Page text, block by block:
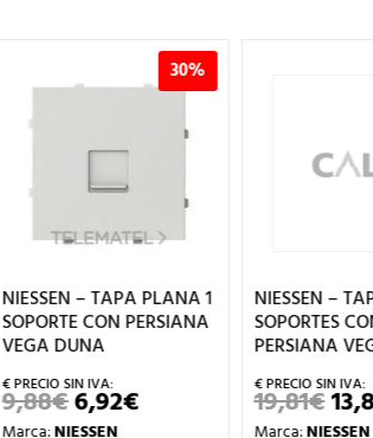
30%
NIESSEN – TAPA PLANA 1
SOPORTE CON PERSIANA
VEGA DUNA
9,88€EL
PRECIO
6,92€EL
PRECIO
Marca:NIESSEN
NIESSEN –
SOPORTES
PERSIANA
19,81€EL
Marca:NIESSEN